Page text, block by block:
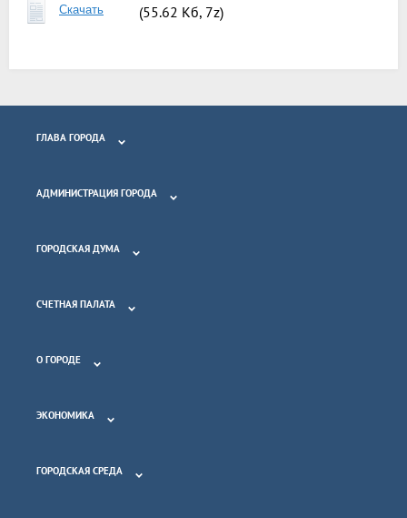
Скачать (55.62 Кб, 7z)
ГЛАВА ГОРОДА
АДМИНИСТРАЦИЯ ГОРОДА
ГОРОДСКАЯ ДУМА
СЧЕТНАЯ ПАЛАТА
О ГОРОДЕ
ЭКОНОМИКА
ГОРОДСКАЯ СРЕДА